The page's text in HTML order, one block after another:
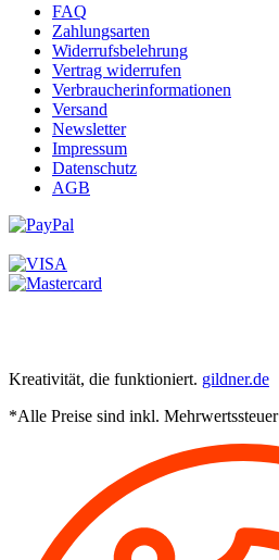
FAQ
Zahlungsarten
Widerrufsbelehrung
Vertrag widerrufen
Verbraucherinformationen
Versand
Newsletter
Impressum
Datenschutz
AGB
Kreativität, die funktioniert. gildner.de
*Alle Preise sind inkl. Mehrwertssteuer